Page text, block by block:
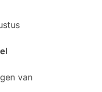
van